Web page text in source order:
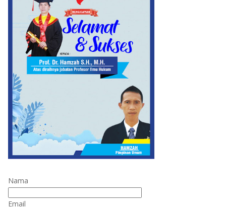
Nama
Email